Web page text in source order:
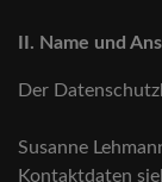
II. Name und
Der
Susanne
Kontaktdaten